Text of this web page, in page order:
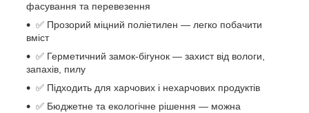
фасування та перевезення
✅ Прозорий міцний поліетилен — легко побачити
вміст
✅ Герметичний замок-бігунок — захист від вологи,
запахів, пилу
✅ Підходить для харчових і нехарчових продуктів
✅ Бюджетне та екологічне рішення — можна